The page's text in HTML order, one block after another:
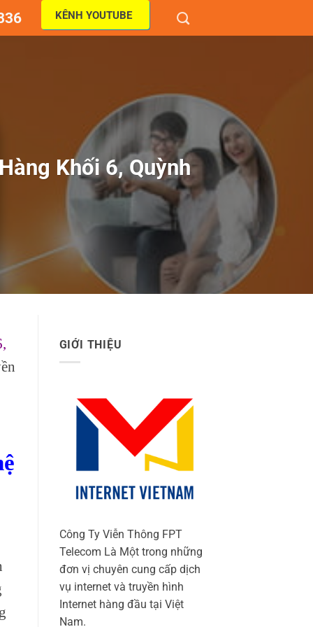
KÊNH YOUTUBE
Khối 6, Quỳnh
GIỚI THIỆU
Công Ty Viễn Thông FPT
Telecom Là Một trong những
đơn vị chuyên cung cấp dịch
vụ internet và truyền hình
Internet hàng đầu tại Việt
Nam.